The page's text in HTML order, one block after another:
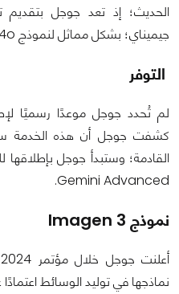
الحديث؛ إذ تعد جوجل بتقديم
جيميناي؛ بشكل مماثل لنموذج GPT-4o الجديد.
التوفر
كشفت جوجل أن هذه الخدمة
القادمة؛ وستبدأ جوجل
Gemini Advanced.
نموذج Imagen 3
نماذجها في توليد الوسائط